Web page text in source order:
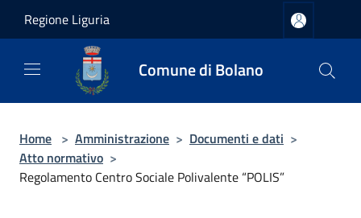
Regione Liguria
Comune di Bolano
Home > Amministrazione > Documenti e dati >
Atto normativo >
Regolamento Centro Sociale Polivalente “POLIS”